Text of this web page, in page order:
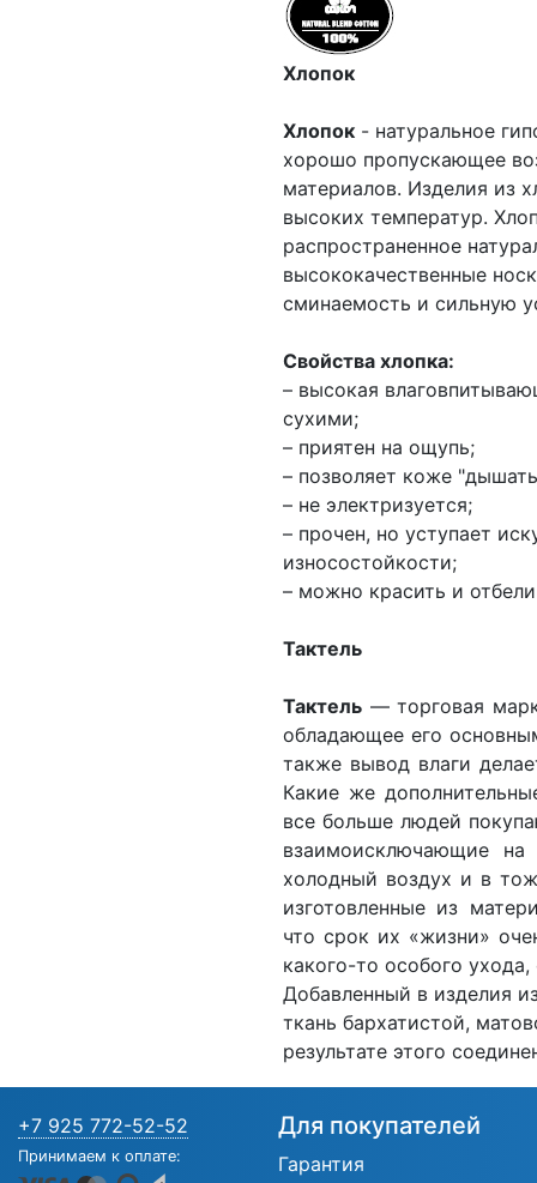
Хлопок
Хлопок - натуральное
хорошо пропускающее
материалов. Изделия из
высоких температур.
распространенное
высококачественные
сминаемость и сильную
Свойства хлопка:
– высокая
сухими;
– приятен на ощупь;
– позволяет коже
– не электризуется;
– прочен, но уступает
износостойкости;
– можно красить и
Тактель
Тактель — торговая
обладающее его
также вывод влаги
Какие же
все больше людей
взаимоисключающие
холодный воздух и в
изготовленные из
что срок их «жизни»
какого-то особого
Добавленный в изделия
ткань бархатистой,
результате этого
+7 925 772-52-52
Принимаем к оплате:
Для покупателей
Гарантия